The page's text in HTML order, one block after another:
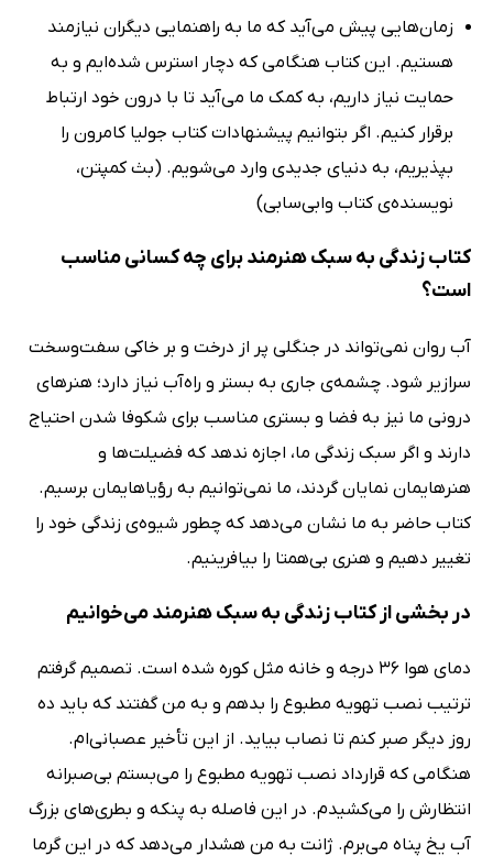
زمان‌هایی پیش می‌آید که ما به راهنمایی دیگران نیازمند
هستیم. این کتاب هنگامی که دچار استرس شده‌ایم و به
حمایت نیاز داریم، به کمک ما می‌آید تا با درون خود ارتباط
برقرار کنیم. اگر بتوانیم پیشنهادات کتاب جولیا کامرون را
بپذیریم، به دنیای جدیدی وارد می‌شویم. (بث کمپتن،
نویسنده‌ی کتاب وابی‌سابی)
کتاب زندگی به سبک هنرمند برای چه کسانی مناسب
است؟
آب روان نمی‌تواند در جنگلی پر از درخت و بر خاکی سفت‌وسخت
سرازیر شود. چشمه‌ی جاری به بستر و راه‌آب نیاز دارد؛ هنرهای
درونی ما نیز به فضا و بستری مناسب برای شکوفا شدن احتیاج
دارند و اگر سبک زندگی ما، اجازه ندهد که فضیلت‌ها و
هنرهایمان نمایان گردند، ما نمی‌توانیم به رؤیاهایمان برسیم.
کتاب حاضر به ما نشان می‌دهد که چطور شیوه‌ی زندگی خود را
تغییر دهیم و هنری بی‌همتا را بیافرینیم.
در بخشی از کتاب زندگی به سبک هنرمند می‌خوانیم
دمای هوا 36 درجه و خانه مثل کوره شده است. تصمیم گرفتم
ترتیب نصب تهویه مطبوع را بدهم و به من گفتند که باید ده
روز دیگر صبر کنم تا نصاب بیاید. از این تأخیر عصبانی‌ام.
هنگامی که قرارداد نصب تهویه مطبوع را می‌بستم بی‌صبرانه
انتظارش را می‌کشیدم. در این فاصله به پنکه و بطری‌های بزرگ
آب یخ پناه می‌برم. ژانت به من هشدار می‌دهد که در این گرما